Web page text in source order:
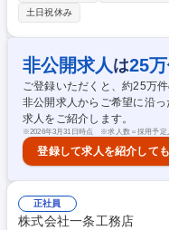
善、生産性向上を行っていただきます。 【プロジェク
件：国が管掌する再生可能エ
を受託している団体の制度設
に向けた運営方針策定・体制
推進担当として業務改善提
だけでなく、環境エネルギー
広い取引実績がございます。 募集職種 D 041 未経験歓迎【業務改善/推進/
運用担当】プライム上場/業界
土日祝休み
非公開求人 は25
ご登録いただくと、約25万
非公開求人からご希望に沿っ
求人をご紹介します。
※2026年3月31日時点 ※求人数＝採用予定
登録して求人を紹介して
正社員
株式会社一条工務店